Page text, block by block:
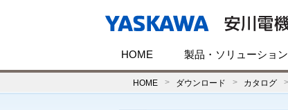
HOME 製品・ソリューション
HOME ダウンロード カタログ